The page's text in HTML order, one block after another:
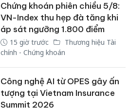
Chứng khoán phiên chiều 5/8:
VN-Index thu hẹp đà tăng khi
áp sát ngưỡng 1.800 điểm
15 giờ trước
Thương hiệu Tài
chính - Chứng khoán
Công nghệ AI từ OPES gây ấn
tượng tại Vietnam Insurance
Summit 2026